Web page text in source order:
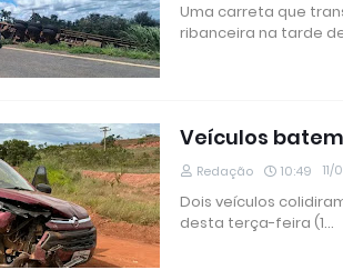
Uma carreta que
ribanceira na tarde
Veículos
Redação 10:49
Dois veículos
desta terça-feira (1…